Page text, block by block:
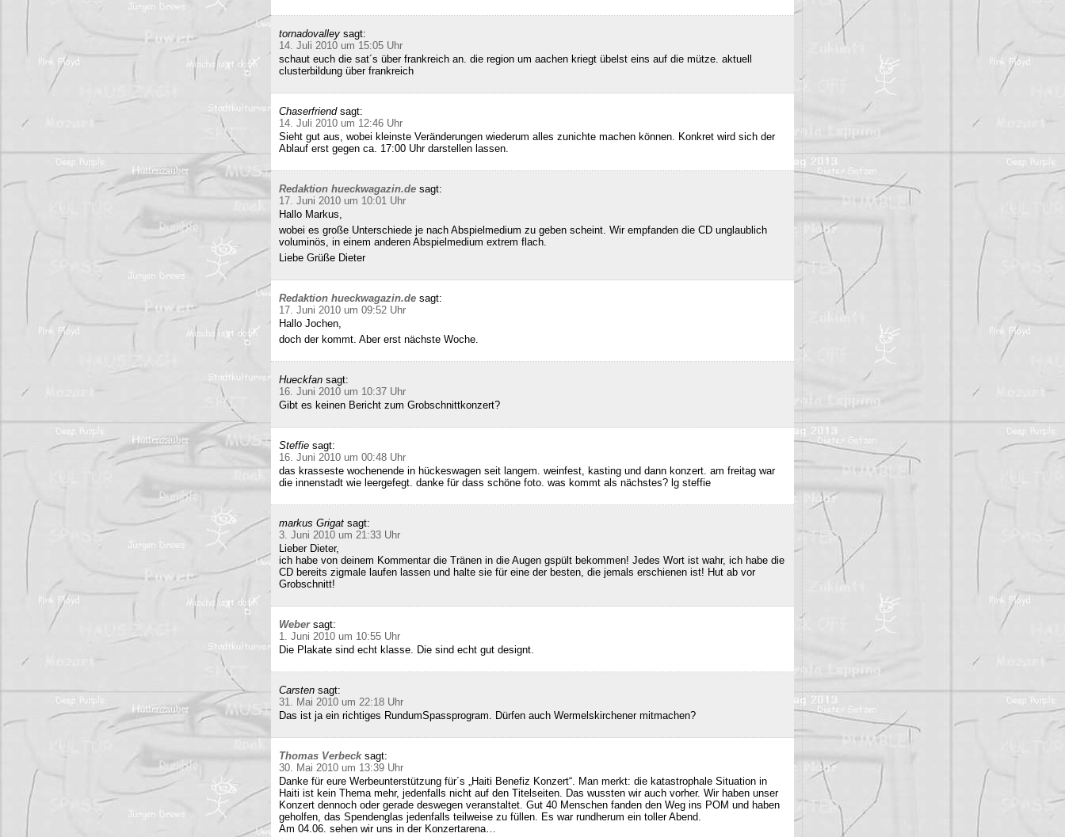
tornadovalley sagt:
14. Juli 2010 um 15:05 Uhr
schaut euch die sat´s über frankreich an. die region um aachen kriegt übelst eins auf die mütze. aktuell
clusterbildung über frankreich
Chaserfriend sagt:
14. Juli 2010 um 12:46 Uhr
Sieht gut aus, wobei kleinste Veränderungen wiederum alles zunichte machen können. Konkret wird sich der
Ablauf erst gegen ca. 17:00 Uhr darstellen lassen.
Redaktion hueckwagazin.de sagt:
17. Juni 2010 um 10:01 Uhr
Hallo Markus,
wobei es große Unterschiede je nach Abspielmedium zu geben scheint. Wir empfanden die CD unglaublich
voluminös, in einem anderen Abspielmedium extrem flach.
Liebe Grüße Dieter
Redaktion hueckwagazin.de sagt:
17. Juni 2010 um 09:52 Uhr
Hallo Jochen,
doch der kommt. Aber erst nächste Woche.
Hueckfan sagt:
16. Juni 2010 um 10:37 Uhr
Gibt es keinen Bericht zum Grobschnittkonzert?
Steffie sagt:
16. Juni 2010 um 00:48 Uhr
das krasseste wochenende in hückeswagen seit langem. weinfest, kasting und dann konzert. am freitag war
die innenstadt wie leergefegt. danke für dass schöne foto. was kommt als nächstes? lg steffie
markus Grigat sagt:
3. Juni 2010 um 21:33 Uhr
Lieber Dieter,
ich habe von deinem Kommentar die Tränen in die Augen gspült bekommen! Jedes Wort ist wahr, ich habe die
CD bereits zigmale laufen lassen und halte sie für eine der besten, die jemals erschienen ist! Hut ab vor
Grobschnitt!
Weber sagt:
1. Juni 2010 um 10:55 Uhr
Die Plakate sind echt klasse. Die sind echt gut designt.
Carsten sagt:
31. Mai 2010 um 22:18 Uhr
Das ist ja ein richtiges RundumSpassprogram. Dürfen auch Wermelskirchener mitmachen?
Thomas Verbeck sagt:
30. Mai 2010 um 13:39 Uhr
Danke für eure Werbeunterstützung für´s „Haiti Benefiz Konzert“. Man merkt: die katastrophale Situation in
Haiti ist kein Thema mehr, jedenfalls nicht auf den Titelseiten. Das wussten wir auch vorher. Wir haben unser
Konzert dennoch oder gerade deswegen veranstaltet. Gut 40 Menschen fanden den Weg ins POM und haben
geholfen, das Spendenglas jedenfalls teilweise zu füllen. Es war rundherum ein toller Abend.
Am 04.06. sehen wir uns in der Konzertarena…